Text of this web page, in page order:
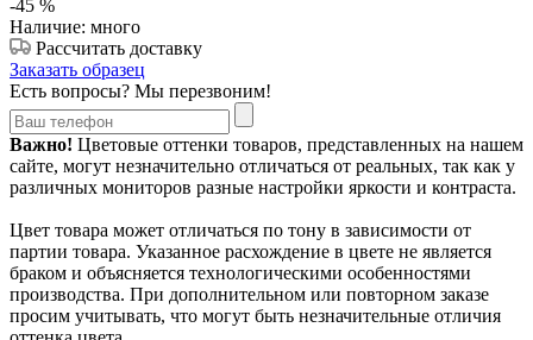
-45 %
Наличие: много
Рассчитать доставку
Заказать образец
Есть вопросы? Мы перезвоним!
Важно! Цветовые оттенки товаров, представленных на нашем
сайте, могут незначительно отличаться от реальных, так как у
различных мониторов разные настройки яркости и контраста.
Цвет товара может отличаться по тону в зависимости от
партии товара. Указанное расхождение в цвете не является
браком и объясняется технологическими особенностями
производства. При дополнительном или повторном заказе
просим учитывать, что могут быть незначительные отличия